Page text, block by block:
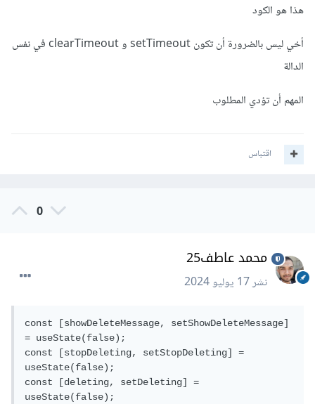
هذا هو الكود
أخي ليس بالضرورة أن تكون setTimeout و clearTimeout في نفس
الدالة
المهم أن تؤدي المطلوب
اقتباس
0
محمد عاطف25
نشر17 يوليو 2024
const [showDeleteMessage, setShowDeleteMessage]
= useState(false);
const [stopDeleting, setStopDeleting] =
useState(false);
const [deleting, setDeleting] =
useState(false);